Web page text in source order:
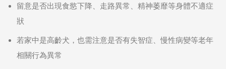
留意是否出現食慾下降、走路異常、精神萎靡等身體不適症
狀
若家中是高齡犬，也需注意是否有失智症、慢性病變等老年
相關行為異常